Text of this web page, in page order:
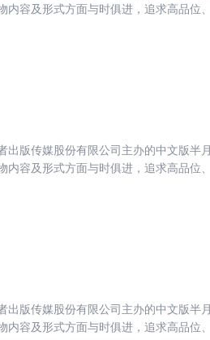
内容及形式方面与时俱进，追求高品位
的影响力与历久弥新的力量！
出版传媒股份有限公司主办的中文版半
内容及形式方面与时俱进，追求高品位
的影响力与历久弥新的力量！
出版传媒股份有限公司主办的中文版半
内容及形式方面与时俱进，追求高品位